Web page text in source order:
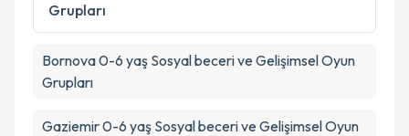
Grupları
Bornova0-6 yaş Sosyal beceri ve Gelişimsel Oyun
Grupları
Gaziemir0-6 yaş Sosyal beceri ve Gelişimsel Oyun